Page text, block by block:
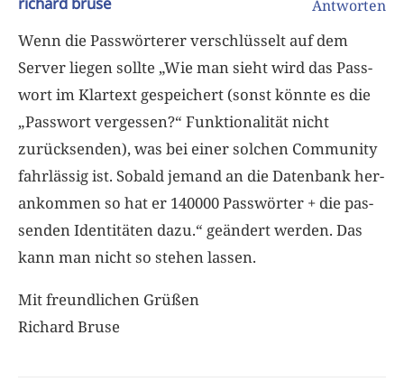
Antworten
Wenn die Passwörterer verschlüsselt auf dem
Server liegen sollte „Wie man sieht wird das Pass­
wort im Klar­text gespei­chert (sonst könnte es die
„Pass­wort ver­ges­sen?“ Funk­tio­na­li­tät nicht
zurück­sen­den), was bei einer sol­chen Com­mu­nity
fahr­läs­sig ist. Sobald jemand an die Daten­bank her­
an­kom­men so hat er 140000 Pass­wör­ter + die pas­
sen­den Iden­ti­tä­ten dazu.“ geändert werden. Das
kann man nicht so stehen lassen.
Mit freundlichen Grüßen
Richard Bruse